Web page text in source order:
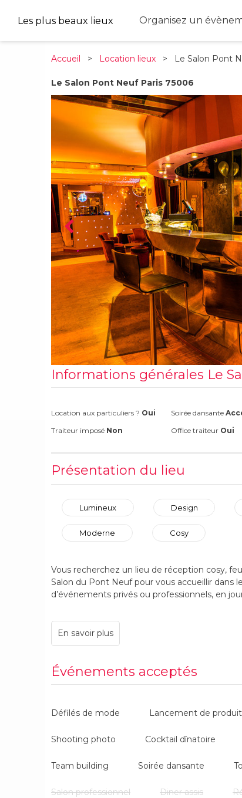
Les plus beaux lieux Organisez un
Accueil > Location lieux > Le Salon Pont
Le Salon Pont Neuf Paris 75006
Informations générales Le
Location aux particuliers ? Oui Soirée dansante
Traiteur imposé Non Office traiteur Oui
Présentation du lieu
Lumineux Design
Moderne Cosy
Vous recherchez un lieu de réception cosy,
Salon du Pont Neuf pour vous accueillir dans
d’événements privés ou professionnels, en
La privatisation complète du Salon du Pont
une ambiance personnalisée de 30 à 150
coeur du quartier latin et avec 2 parkings à
Événements acceptés
Défilés de mode Lancement de produit
Shooting photo Cocktail dînatoire
Team building Soirée dansante
Salon professionnel Diner assis